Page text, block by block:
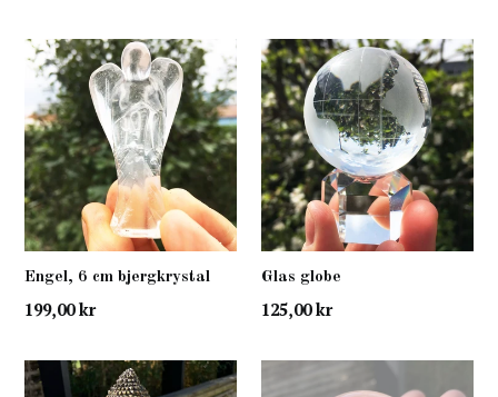
Engel, 6 cm bjergkrystal
normal
199,00 kr
Glas globe
normal
125,00 kr